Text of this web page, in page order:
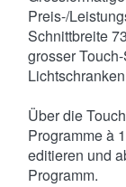
Preis-/
Schnittbreite
grosser
Über die
Programme à
editieren und
Programm.